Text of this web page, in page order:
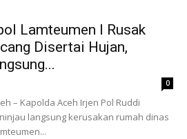
Lamteumen I Rusak
Disertai Hujan,
0
– Kapolda Aceh Irjen Pol Ruddi
langsung kerusakan rumah dinas